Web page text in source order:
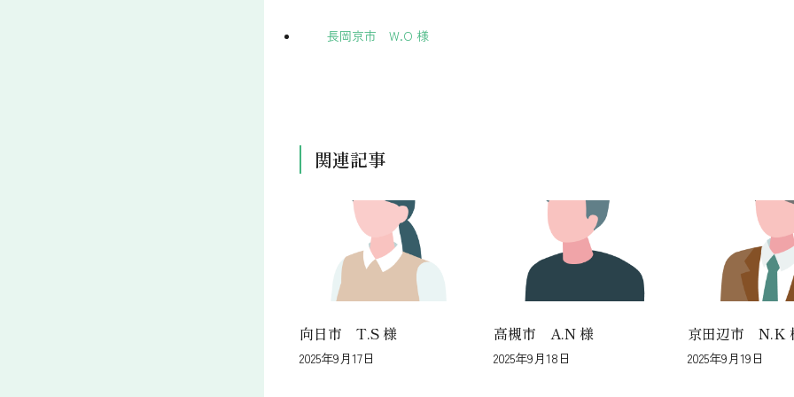
長岡京市 W.O 様
関連記事
向日市 T.S 様
2025年9月17日
高槻市 A.N 様
2025年9月18日
京田辺市 N.K
2025年9月19日